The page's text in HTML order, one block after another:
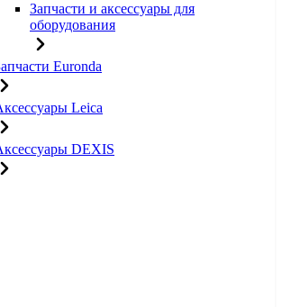
Запчасти и аксессуары для
оборудования
Euronda
Leica
DEXIS